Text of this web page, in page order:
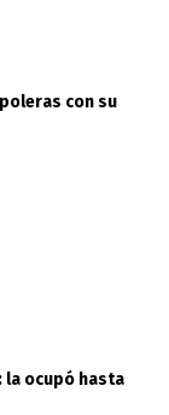
con su
la ocupó hasta